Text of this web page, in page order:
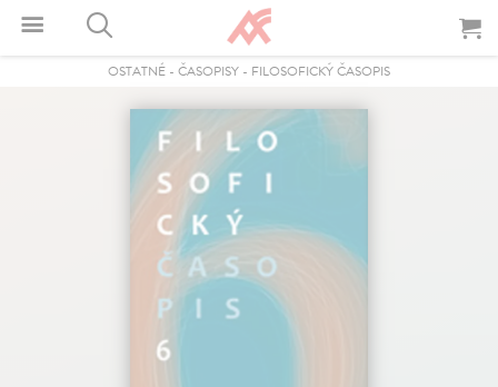
OSTATNÉ - ČASOPISY - FILOSOFICKÝ ČASOPIS